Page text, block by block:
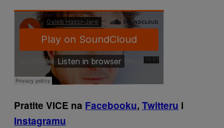
Pratite VICE na Facebooku, Twitteru i
Instagramu